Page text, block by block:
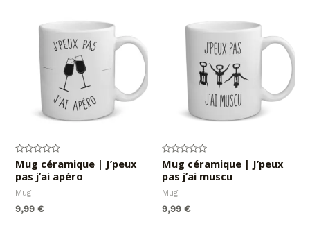
Note
0
sur
Mug céramique | J’peux
pas j’ai apéro
Mug
9,99€
Note
0
sur
Mug céramique | J’peux
pas j’ai muscu
Mug
9,99 €